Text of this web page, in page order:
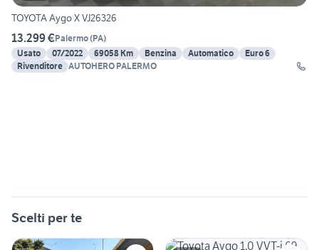
TOYOTA Aygo X VJ26326
13.299 €Palermo(PA)
Usato
07/2022 69058 Km Benzina Automatico
Euro 6
Rivenditore AUTOHERO PALERMO
Scelti per te